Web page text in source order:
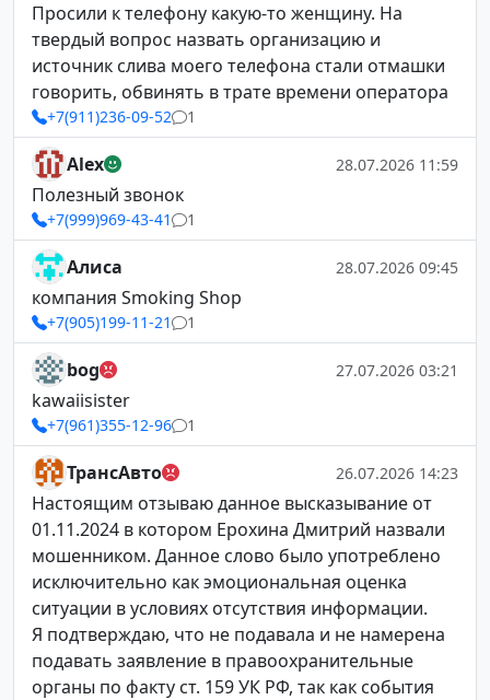
Просили к телефону какую-то женщину. На
твердый вопрос назвать организацию и
источник слива моего телефона стали отмашки
говорить, обвинять в трате времени оператора
+7(911)236-09-52 1
Alex 28.07.2026 11:59
Полезный звонок
+7(999)969-43-41 1
Алиса 28.07.2026 09:45
компания Smoking Shop
+7(905)199-11-21 1
bog 27.07.2026 03:21
kawaiisister
+7(961)355-12-96 1
ТрансАвто 26.07.2026 14:23
Настоящим отзываю данное высказывание от
01.11.2024 в котором Ерохина Дмитрий назвали
мошенником. Данное слово было употреблено
исключительно как эмоциональная оценка
ситуации в условиях отсутствия информации.
Я подтверждаю, что не подавала и не намерена
подавать заявление в правоохранительные
органы по факту ст. 159 УК РФ, так как события